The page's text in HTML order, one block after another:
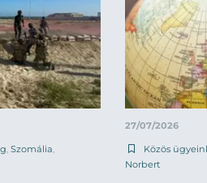
Szomália
27/07/2026
Közös
Norbert